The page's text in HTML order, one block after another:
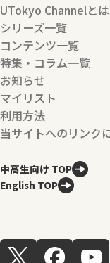
UTokyo Channelとは
シリーズ一覧
コンテンツ一覧
特集・コラム一覧
お知らせ
マイリスト
利用方法
当サイトへのリンク
中高生向け TOP
English TOP